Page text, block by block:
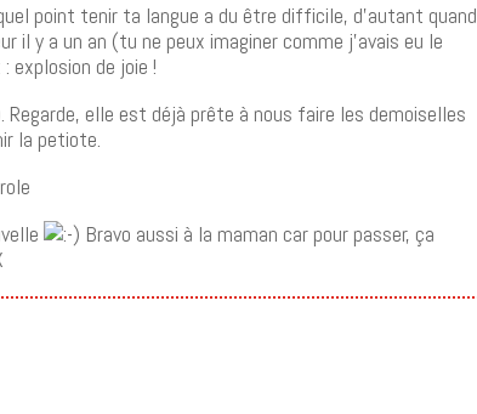
point tenir ta langue a du être difficile, d’autant quand
il y a un an (tu ne peux imaginer comme j’avais eu le
explosion de joie !
Regarde, elle est déjà prête à nous faire les demoiselles
la petiote.
Bravo aussi à la maman car pour passer, ça